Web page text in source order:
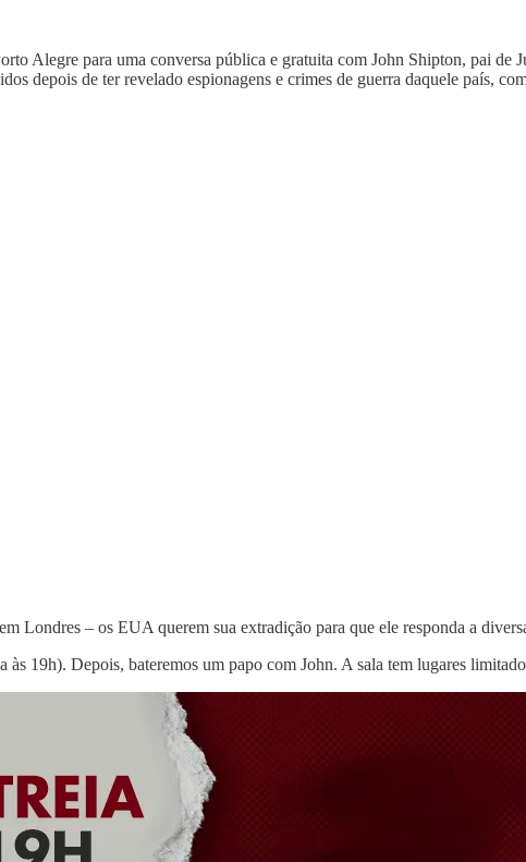
Alegre para uma conversa pública e gratuita com John Shipton, pai
depois de ter revelado espionagens e crimes de guerra daquele país,
Londres – os EUA querem sua extradição para que ele responda a
às 19h). Depois, bateremos um papo com John. A sala tem lugares